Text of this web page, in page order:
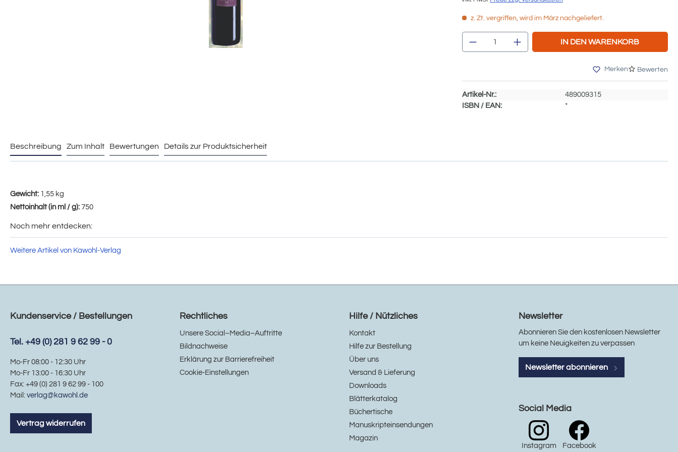
z. Zt. vergriffen, wird im März nachgeliefert.
Produkt Anzahl: Gib den gewünschten
IN DEN WARENKORB
Merken Bewerten
Artikel-Nr.:
489009315
ISBN / EAN:
*
Beschreibung Zum Inhalt Bewertungen Details zur Produktsicherheit
Gewicht: 1,55 kg
Nettoinhalt (in ml / g): 750
Noch mehr entdecken:
Weitere Artikel von Kawohl-Verlag
Kundenservice / Bestellungen
Tel. +49 (0) 281 9 62 99 - 0
Mo-Fr 08:00 - 12:30 Uhr
Mo-Fr 13:00 - 16:30 Uhr
Fax: +49 (0) 281 9 62 99 - 100
Mail: verlag@kawohl.de
Vertrag widerrufen
Rechtliches
Unsere Social–Media–Auftritte
Bildnachweise
Erklärung zur Barrierefreiheit
Cookie-Einstellungen
Hilfe / Nützliches
Kontakt
Hilfe zur Bestellung
Über uns
Versand & Lieferung
Downloads
Blätterkatalog
Büchertische
Manuskripteinsendungen
Magazin
Newsletter
Abonnieren Sie den kostenlosen Newsletter
um keine Neuigkeiten zu verpassen
Newsletter abonnieren
Social Media
Instagram Facebook